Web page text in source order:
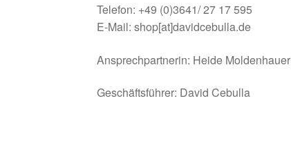
Telefon: +49 (0)3641/ 27 17 595
E-Mail: shop[at]davidcebulla.de
Ansprechpartnerin: Heide Moldenhauer
Geschäftsführer: David Cebulla